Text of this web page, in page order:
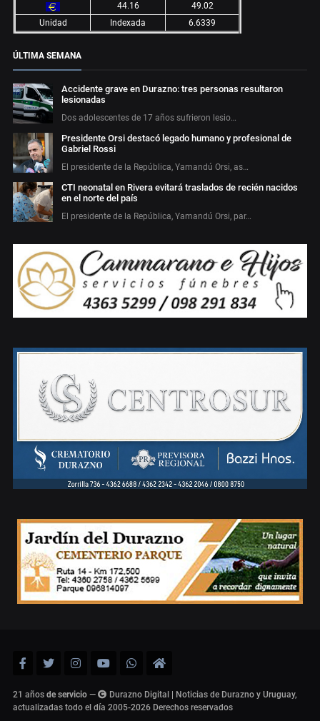
44.16
49.02
Unidad
Indexada 6.6339
ÚLTIMA SEMANA
Accidente grave en Durazno: tres personas resultaron
lesionadas
Dos adolescentes de 17 años sufrieron lesio…
Presidente Orsi destacó legado humano y profesional de
Gabriel Rossi
El presidente de la República, Yamandú Orsi, as…
CTI neonatal en Rivera evitará traslados de recién nacidos
en el norte del país
El presidente de la República, Yamandú Orsi, par…
21 años de servicio —
Durazno Digital | Noticias de Durazno y Uruguay,
actualizadas todo el día 2005-2026 Derechos reservados